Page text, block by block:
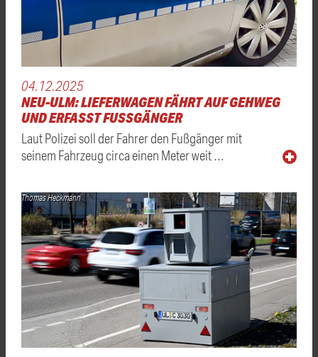
04.12.2025
NEU-ULM: LIEFERWAGEN FÄHRT AUF GEHWEG
UND ERFASST FUSSGÄNGER
Laut Polizei soll der Fahrer den Fußgänger mit
seinem Fahrzeug circa einen Meter weit …
Thomas Heckmann